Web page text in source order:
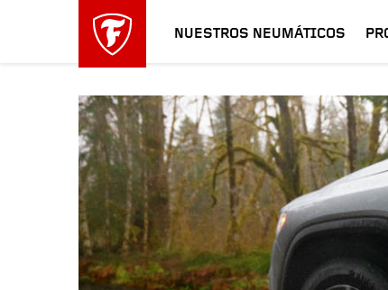
NUESTROS NEUMÁTICOS